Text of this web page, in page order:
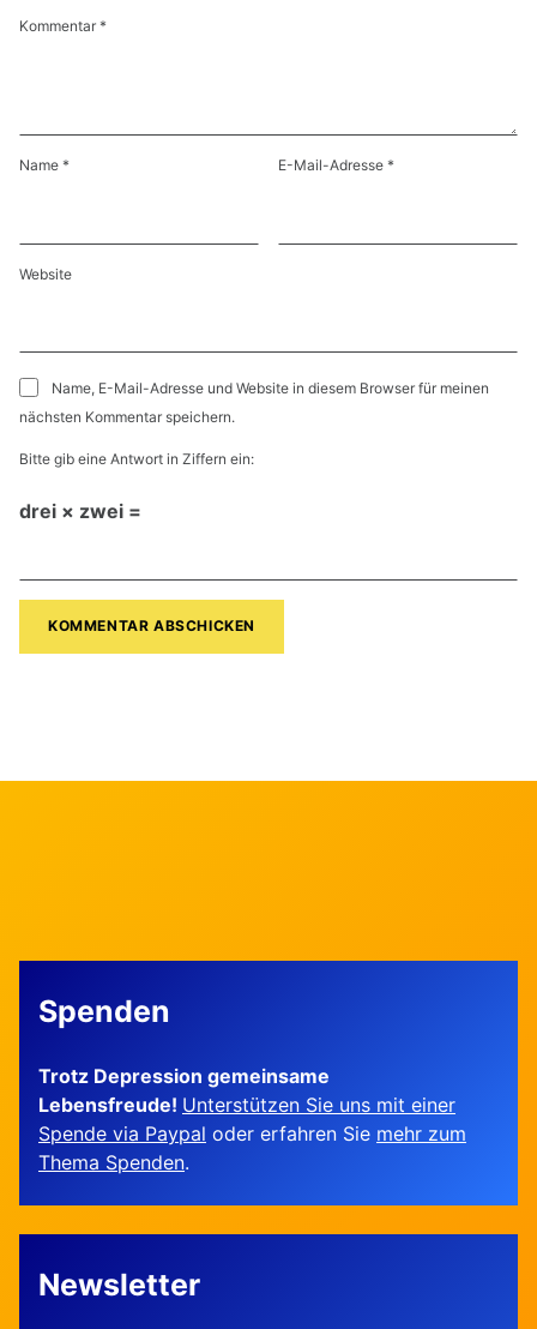
Kommentar *
Name * E-Mail-Adresse*
Website
Name, E-Mail-Adresse und Website in diesem Browser für meinen
nächsten Kommentar speichern.
Bitte gib eine Antwort in Ziffern ein:
drei × zwei =
Spenden
Trotz Depression gemeinsame
Lebensfreude! Unterstützen Sie uns mit einer
Spende via Paypal oder erfahren Sie mehr zum
Thema Spenden.
Newsletter